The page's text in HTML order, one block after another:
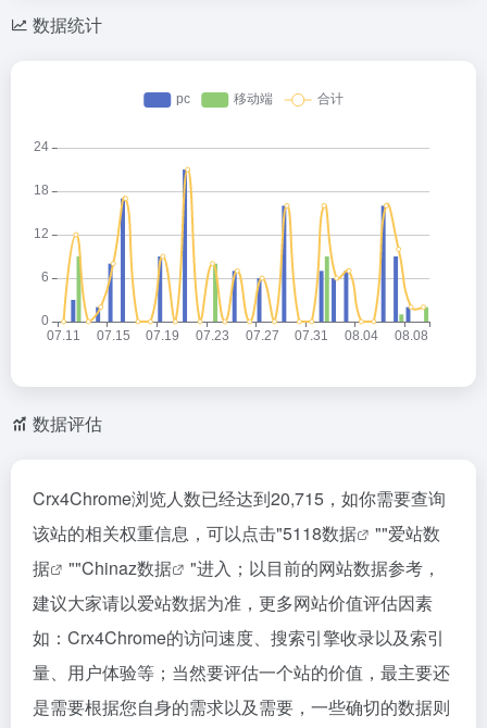
数据统计
数据评估
Crx4Chrome浏览人数已经达到20,715，如你需要查询
该站的相关权重信息，可以点击"5118数据 ""爱站数
据
""Chinaz数据
"进入；以目前的网站数据参考，
建议大家请以爱站数据为准，更多网站价值评估因素
如：Crx4Chrome的访问速度、搜索引擎收录以及索引
量、用户体验等；当然要评估一个站的价值，最主要还
是需要根据您自身的需求以及需要，一些确切的数据则